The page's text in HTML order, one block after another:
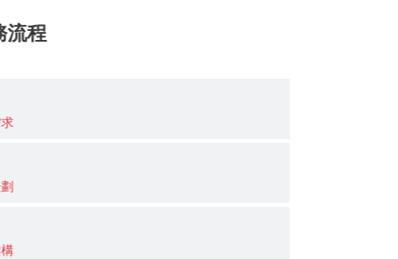
務流程
站需求
站企劃
定架構